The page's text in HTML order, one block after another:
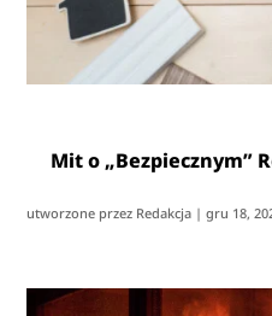
Mit o „Bezpiecznym”
utworzone przez Redakcja |gru 18,